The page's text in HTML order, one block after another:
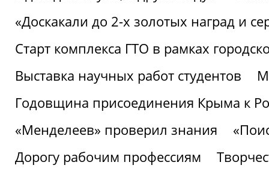
«Доскакали до 2-х золотых наград и
Старт комплекса ГТО в рамках
Выставка научных работ студентов
Годовщина присоединения Крыма к
«Менделеев» проверил знания
Дорогу рабочим профессиям